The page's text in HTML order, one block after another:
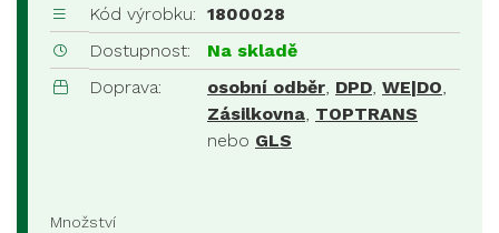
Kód výrobku: 1800028
Dostupnost:
Na skladě
Doprava:
osobní odběr, DPD, WE|DO,
Zásilkovna, TOPTRANS
nebo GLS
Množství